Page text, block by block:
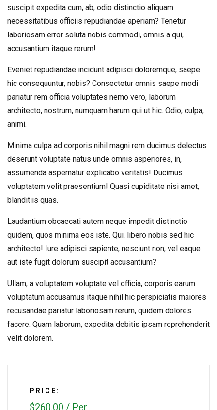
suscipit expedita cum, ab, odio distinctio aliquam
necessitatibus officiis repudiandae aperiam? Tenetur
laboriosam error soluta nobis commodi, omnis a qui,
accusantium itaque rerum!
Eveniet repudiandae incidunt adipisci doloremque, saepe
hic consequuntur, nobis? Consectetur omnis saepe modi
pariatur rem officia voluptates nemo vero, laborum
architecto, nostrum, numquam harum qui ut hic. Odio, culpa,
animi.
Minima culpa ad corporis nihil magni rem ducimus delectus
deserunt voluptate natus unde omnis asperiores, in,
assumenda aspernatur explicabo veritatis! Ducimus
voluptatem velit praesentium! Quasi cupiditate nisi amet,
blanditiis quas.
Laudantium obcaecati autem neque impedit distinctio
quidem, quos minima eos iste. Qui, libero nobis sed hic
architecto! Iure adipisci sapiente, nesciunt non, vel eaque
aut iste fugit dolorum suscipit accusantium?
Ullam, a voluptatem voluptate vel officia, corporis earum
voluptatum accusamus itaque nihil hic perspiciatis maiores
recusandae pariatur laboriosam rerum, quidem dolores
facere. Quam laborum, expedita debitis ipsam reprehenderit
velit dolorem.
PRICE:
$260.00 / Per